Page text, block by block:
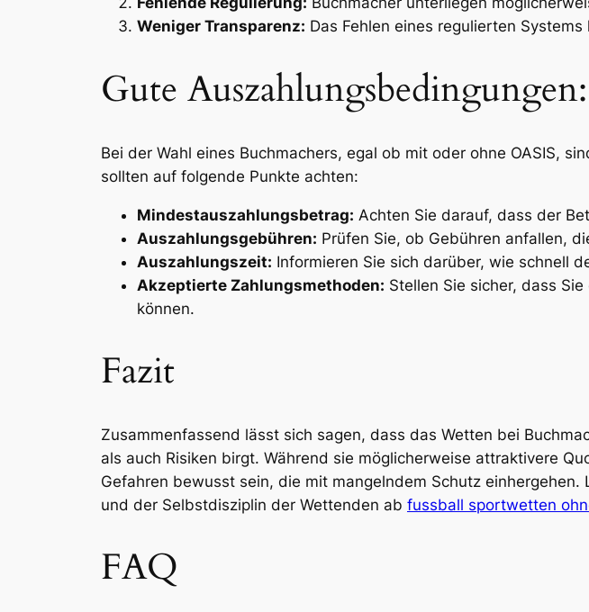
Weniger Transparenz: Das Fehlen eines regulierten
Gute
Bei der Wahl eines Buchmachers, egal ob mit oder ohne OASIS,
sollten auf folgende Punkte achten:
Mindestauszahlungsbetrag: Achten Sie darauf, dass der
Auszahlungsgebühren: Prüfen Sie, ob Gebühren anfallen,
Auszahlungszeit: Informieren Sie sich darüber, wie schnell
Akzeptierte Zahlungsmethoden: Stellen Sie sicher, dass
können.
Fazit
Zusammenfassend lässt sich sagen, dass das Wetten bei
als auch Risiken birgt. Während sie möglicherweise attraktivere
Gefahren bewusst sein, die mit mangelndem Schutz
und der Selbstdisziplin der Wettenden ab fussball sportwetten
FAQ